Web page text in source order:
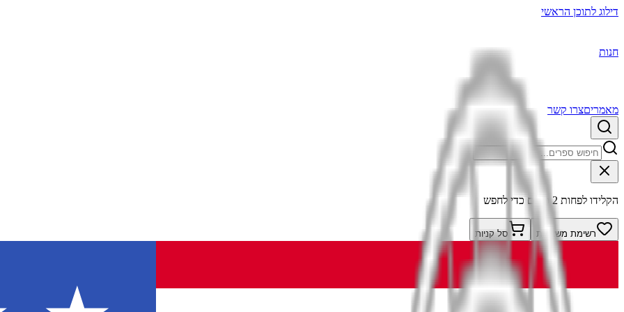
דילוג לתוכן הראשי
חנות
מאמריםצרו קשר
הקלידו לפחות 2 תווים כדי לחפש
רשימת משאלות סל קניות